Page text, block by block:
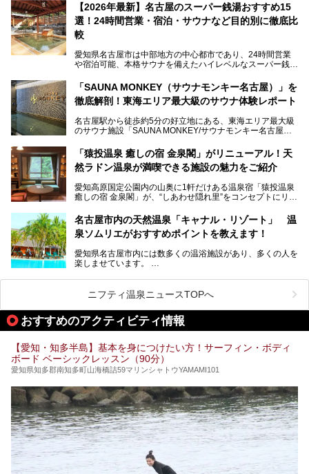
この地で30年にわたり愛され続けてきた施設だからこそ、
地元住民をはじめオープンを待ちわびている人も多いのでは
ないでしょうか。
老朽化した設備の補修を機に、2年前からじっくり構想を練
ってきたというだけあって、館内の充実度は想像以上。
以前の4倍に拡張したという露天エリアや10の浴槽、40人収
容の巨大なスタジアムサウナに、岩盤浴やリラクゼーション
までまるごと楽しめる施設に生まれ変わりました。
今回は、全面リニューアルして新しくなった「スパアクアス
【2026年最新】名古屋のスーパー銭湯おすすめ15
選！24時間営業・宿泊・サウナなど目的別に徹底比
較
愛知県名古屋市は中部地方の中心都市であり、24時間営業
や宿泊可能、本格サウナを備えたハイレベルなスーパー銭湯
そのため、「日々の仕事の疲れを心身ともにリセットした
い」「休日に時間を忘れて1日中ダラダラ過ごしたい」「コ
くある点が魅力です！
お好みの温泉施設を見つけて楽しんでくださいね。
「SAUNA MONKEY（サウナモンキー名古屋）」を
徹底解剖！東海エリア最大級のサウナ体験レポート
名古屋駅から徒歩約5分の好立地にある、東海エリア最大級
のサウナ施設「SAUNA MONKEY/サウナモンキー名古屋」
「名古屋駅周辺ってサウナが少ないよね」という声をよく耳
にするだけあり、アクセスの良さにも胸が高鳴ります。
今回は普段は男性専用となっているパブリックサウナが、女
さっそく取材してきました！
「猿投温泉 癒しの宿 金泉閣」がリニューアル！天
然ラドン温泉が満喫できる施設の魅力をご紹介
愛知高原国定公園内の山奥に1軒だけある温泉宿「猿投温泉
癒しの宿 金泉閣」が、“しあわせ隠れ里”をコンセプトにリニ
天然ラドン温泉が堪能できるお風呂や、新設・改装された客
室、地元の食材と温泉水で作られたお料理……。
ご紹介します。
名古屋市内の天然温泉「キャナル・リゾート」 温
泉ソムリエがおすすめポイントを教えます！
愛知県名古屋市内には数多くの温浴施設があり、多くの人を
楽しませています。
ムリエの目線で紹介していきます！
名古屋市内にはスーパー銭湯や日帰り温泉が多く、「どこに
行こうかな？」と悩んでしまう方も多いと思います。
ぜひこの記事を参考にして「キャナル・リゾート」に出かけ
てみるのはいかがでしょうか？
ニフティ温泉ニュースTOPへ
おすすめのアクティビティ情報
【愛知・知多半島】基本を身につけたい方！サーフィン・ボディ
ボード ベーシックレッスン（90分）
愛知県知多郡南知多町山海橋詰59マリンシャトウYAMAMI101